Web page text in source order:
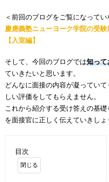
＜前回のブログをご覧になって
慶應義塾ニューヨーク学院の受
【入室編】
そして、今回のブログでは知って
ていきたいと思います。
どんなに面接の内容が凝ってい
しい評価をしてもらえません。
これから紹介する受け答えの基
を面接官に正しく伝えていきしょ
目次